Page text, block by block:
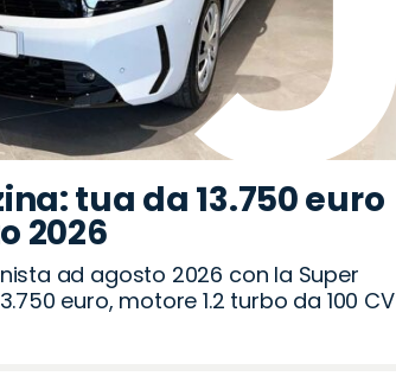
tua da 13.750 euro
2026
ad agosto 2026 con la Super
euro, motore 1.2 turbo da 100 CV